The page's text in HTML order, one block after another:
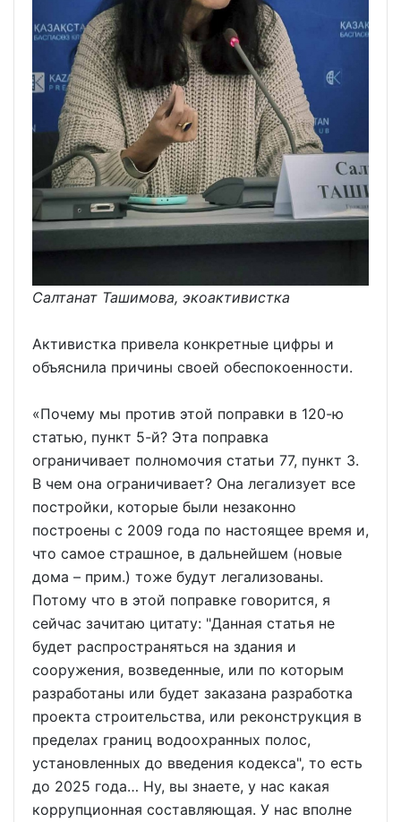
Салтанат Ташимова, экоактивистка
Активистка привела конкретные цифры и
объяснила причины своей обеспокоенности.
«Почему мы против этой поправки в 120-ю
статью, пункт 5-й? Эта поправка
ограничивает полномочия статьи 77, пункт 3.
В чем она ограничивает? Она легализует все
постройки, которые были незаконно
построены с 2009 года по настоящее время и,
что самое страшное, в дальнейшем (новые
дома – прим.) тоже будут легализованы.
Потому что в этой поправке говорится, я
сейчас зачитаю цитату: "Данная статья не
будет распространяться на здания и
сооружения, возведенные, или по которым
разработаны или будет заказана разработка
проекта строительства, или реконструкция в
пределах границ водоохранных полос,
установленных до введения кодекса", то есть
до 2025 года… Ну, вы знаете, у нас какая
коррупционная составляющая. У нас вполне